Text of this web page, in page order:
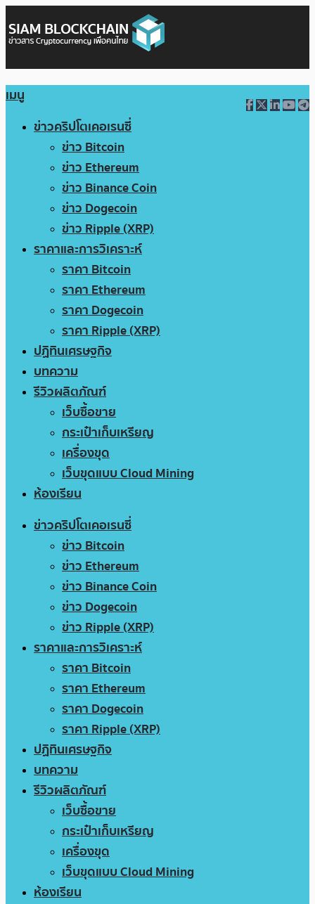
เมนู
ข่าวคริปโตเคอเรนซี่
ข่าว Bitcoin
ข่าว Ethereum
ข่าว Binance Coin
ข่าว Dogecoin
ข่าว Ripple (XRP)
ราคาและการวิเคราะห์
ราคา Bitcoin
ราคา Ethereum
ราคา Dogecoin
ราคา Ripple (XRP)
ปฏิทินเศรษฐกิจ
บทความ
รีวิวผลิตภัณฑ์
เว็บซื้อขาย
กระเป๋าเก็บเหรียญ
เครื่องขุด
เว็บขุดแบบ Cloud Mining
ห้องเรียน
ข่าวคริปโตเคอเรนซี่
ข่าว Bitcoin
ข่าว Ethereum
ข่าว Binance Coin
ข่าว Dogecoin
ข่าว Ripple (XRP)
ราคาและการวิเคราะห์
ราคา Bitcoin
ราคา Ethereum
ราคา Dogecoin
ราคา Ripple (XRP)
ปฏิทินเศรษฐกิจ
บทความ
รีวิวผลิตภัณฑ์
เว็บซื้อขาย
กระเป๋าเก็บเหรียญ
เครื่องขุด
เว็บขุดแบบ Cloud Mining
ห้องเรียน